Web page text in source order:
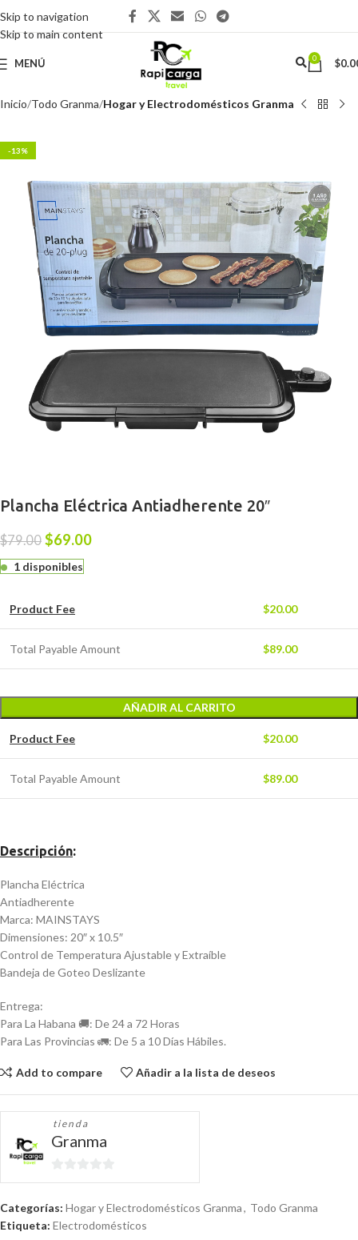
Skip to navigation
Skip to main content
MENÚ 0 $
Inicio Todo Granma Hogar y Electrodomésticos Granma
-13%
Plancha Eléctrica Antiadherente 20″
$79.00 $69.00
1 disponibles
Product Fee $20.00
Total Payable Amount $89.00
AÑADIR AL CARRITO
Product Fee $20.00
Total Payable Amount $89.00
Descripción:
Plancha Eléctrica
Antiadherente
Marca: MAINSTAYS
Dimensiones: 20″ x 10.5″
Control de Temperatura Ajustable y Extraíble
Bandeja de Goteo Deslizante
Entrega:
Para La Habana 🚚: De 24 a 72 Horas
Para Las Provincias 🚛: De 5 a 10 Días Hábiles.
Add to compare Añadir a la lista de deseos
tienda
Granma
0
Categorías: Hogar y Electrodomésticos Granma, Todo Granma
Etiqueta: Electrodomésticos